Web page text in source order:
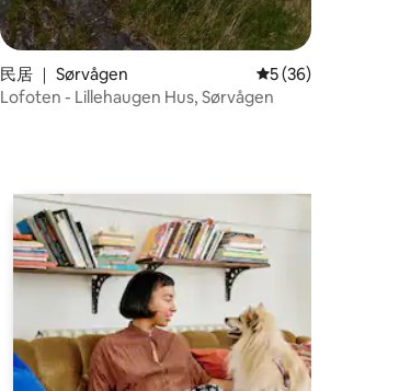
民居 ｜ Sørvågen 平均评分 5 分（满
5 (36)
Lofoten - Lillehaugen Hus, Sørvågen